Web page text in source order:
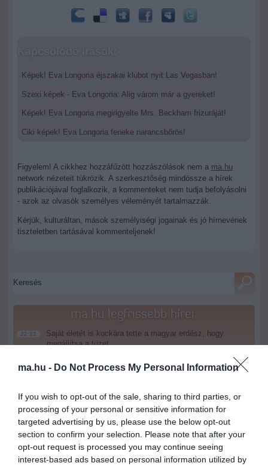
ma.hu - Do Not Process My Personal Information
If you wish to opt-out of the sale, sharing to third parties, or
processing of your personal or sensitive information for
targeted advertising by us, please use the below opt-out
section to confirm your selection. Please note that after your
opt-out request is processed you may continue seeing
interest-based ads based on personal information utilized by
Kapcsolódó írások:
Képek! Eva Longoria éjszakai klubot nyit Las Vegasban!
Szexi képek - Eva Longoria: Alig várom már a gyereket!
Képek! Eva Longoria megirigyelte Mrs. Beckham frizuráját!
Ciki képek! Eva Longoria feneke narancsbőrös!
Figyelem! A cikkhez hozzáfűzött hozzászólások nem a ma.hu
network nézeteit tükrözik. A szerkesztőség mindössze a hírek
publikációjával foglalkozik, a kommenteket nem tudja befolyásolni
- azok az olvasók személyes véleményét tartalmazzák.
Kérjük, kulturáltan, mások személyiségi jogainak és jó hírnevének
tiszteletben tartásával kommenteljenek!
ma.hu legfrissebb hírei:
22:22
Saját életét is kockára tette a magyar erdész, hogy
megállítsa a tüzet
Dunából - a rendőrség lefoglalta
keretszerződését
Megérkezett az eső a Duna vízgyűjtőjére
14:26
Újabb két gyanúsítottat fogtak el a 600 milliós
ingatlanmaffia ügyében
12:56 Vizes Eb - Megvan az első magyar arany, a nyíltvízi úszó